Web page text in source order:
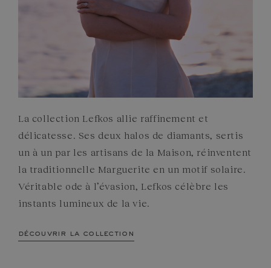
La collection Lefkos allie raffinement et
délicatesse. Ses deux halos de diamants, sertis
un à un par les artisans de la Maison, réinventent
la traditionnelle Marguerite en un motif solaire.
Véritable ode à l’évasion, Lefkos célèbre les
instants lumineux de la vie.
découvrir la collection